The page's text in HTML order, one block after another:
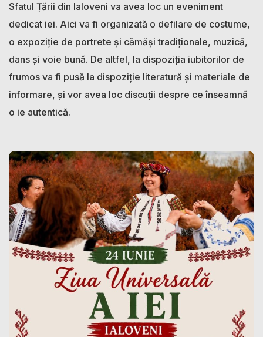
Sfatul Țării din Ialoveni va avea loc un eveniment
dedicat iei. Aici va fi organizată o defilare de costume,
o expoziție de portrete și cămăși tradiționale, muzică,
dans și voie bună. De altfel, la dispoziția iubitorilor de
frumos va fi pusă la dispoziție literatură și materiale de
informare, și vor avea loc discuții despre ce înseamnă
o ie autentică.